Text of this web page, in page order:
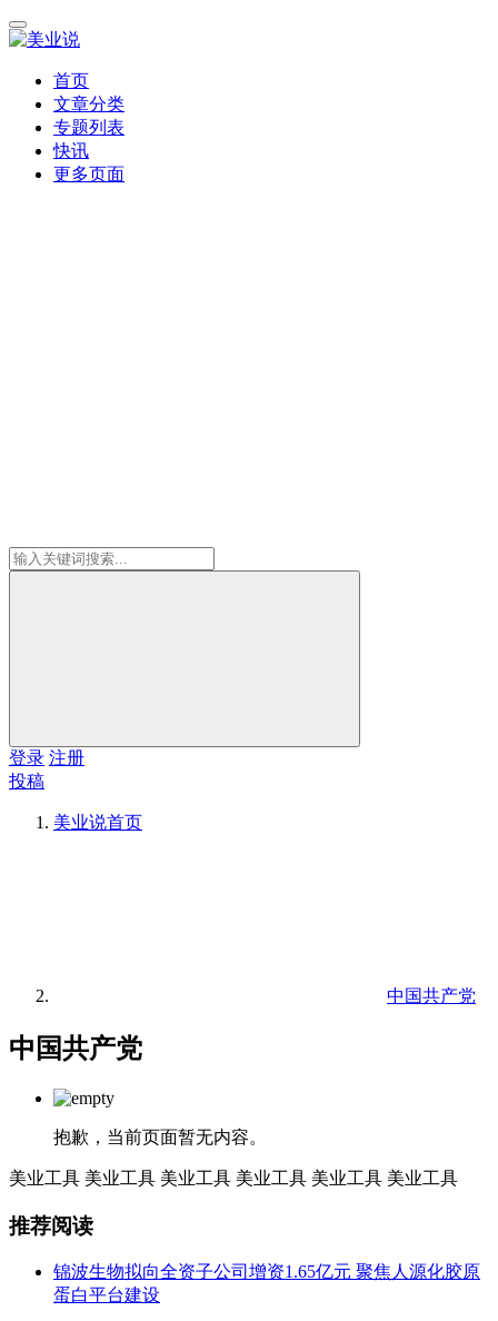
首页
文章分类
专题列表
快讯
更多页面
登录 注册
投稿
美业说首页
中国共产党
中国共产党
抱歉，当前页面暂无内容。
美业工具 美业工具 美业工具 美业工具 美业工具 美业工具
推荐阅读
锦波生物拟向全资子公司增资1.65亿元 聚焦人源化胶原
蛋白平台建设